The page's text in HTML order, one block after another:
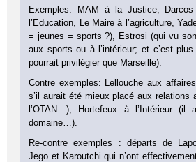
Exemples: MAM à la Justice,
l’Education, Le Maire à l’agriculture,
= jeunes = sports ?), Estrosi (qui vu
aux sports ou à l’intérieur; et c’est plus
pourrait privilégier que Marseille).
Contre exemples: Lellouche aux
s’il aurait été mieux placé aux relations
l’OTAN…), Hortefeux à l’Intérieur
domaine…).
Re-contre exemples : départs de
Jego et Karoutchi qui n’ont